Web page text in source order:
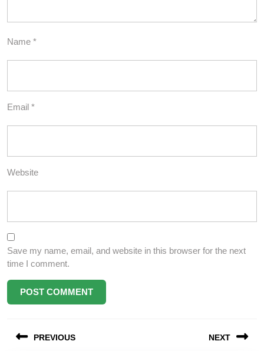
Name *
Email *
Website
Save my name, email, and website in this browser for the next
time I comment.
navigation
PREVIOUS NEXT